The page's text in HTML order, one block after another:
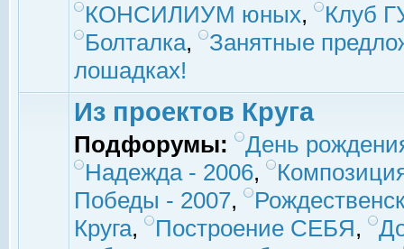
КОНСИЛИУМ юных,
Клуб
Болталка,
Занятные
лошадках!
Из проектов Круга
Подфорумы:
День
Надежда - 2006,
Победы - 2007,
Круга, Построение СЕБЯ,